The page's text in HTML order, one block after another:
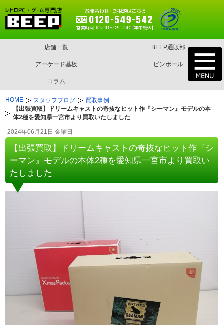
店舗一覧 BEEP通販部
アーケード基板 ピンボール
コラム
HOME スタッフブログ
買取事例
【出張買取】ドリームキャストの奇抜なヒット作『シーマン』モデルの本
体2種を愛知県一宮市より買取いたしました
2024年06月21日 金曜日
【出張買取】ドリームキャストの奇抜なヒット作『シ
ーマン』モデルの本体2種を愛知県一宮市より買取い
たしました